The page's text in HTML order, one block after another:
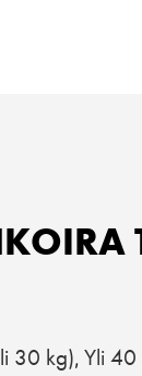
30 kg), Yli 40